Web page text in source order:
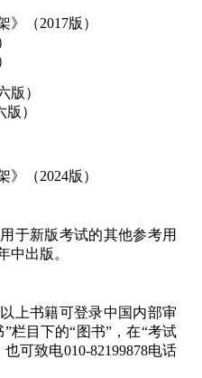
》（2017版）
版）
）
》（2024版）
于新版考试的其他参考用
中出版。
上书籍可登录中国内部审
栏目下的“图书”，在“考试
可致电010-82199878电话